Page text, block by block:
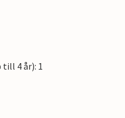
4 år): 1